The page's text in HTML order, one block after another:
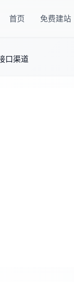
首页 免费建站
口渠道